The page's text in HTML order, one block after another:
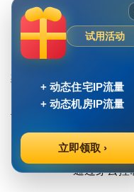
自动更换高
触发反爬时
成功率稳定
案例3：跨境电商防关联
亚马逊卖家为50个店铺
美国店铺→
德国店铺→
通过穿云控
试用活动
+ 动态住宅IP流量
+ 动态机房IP流量
立即领取 ›